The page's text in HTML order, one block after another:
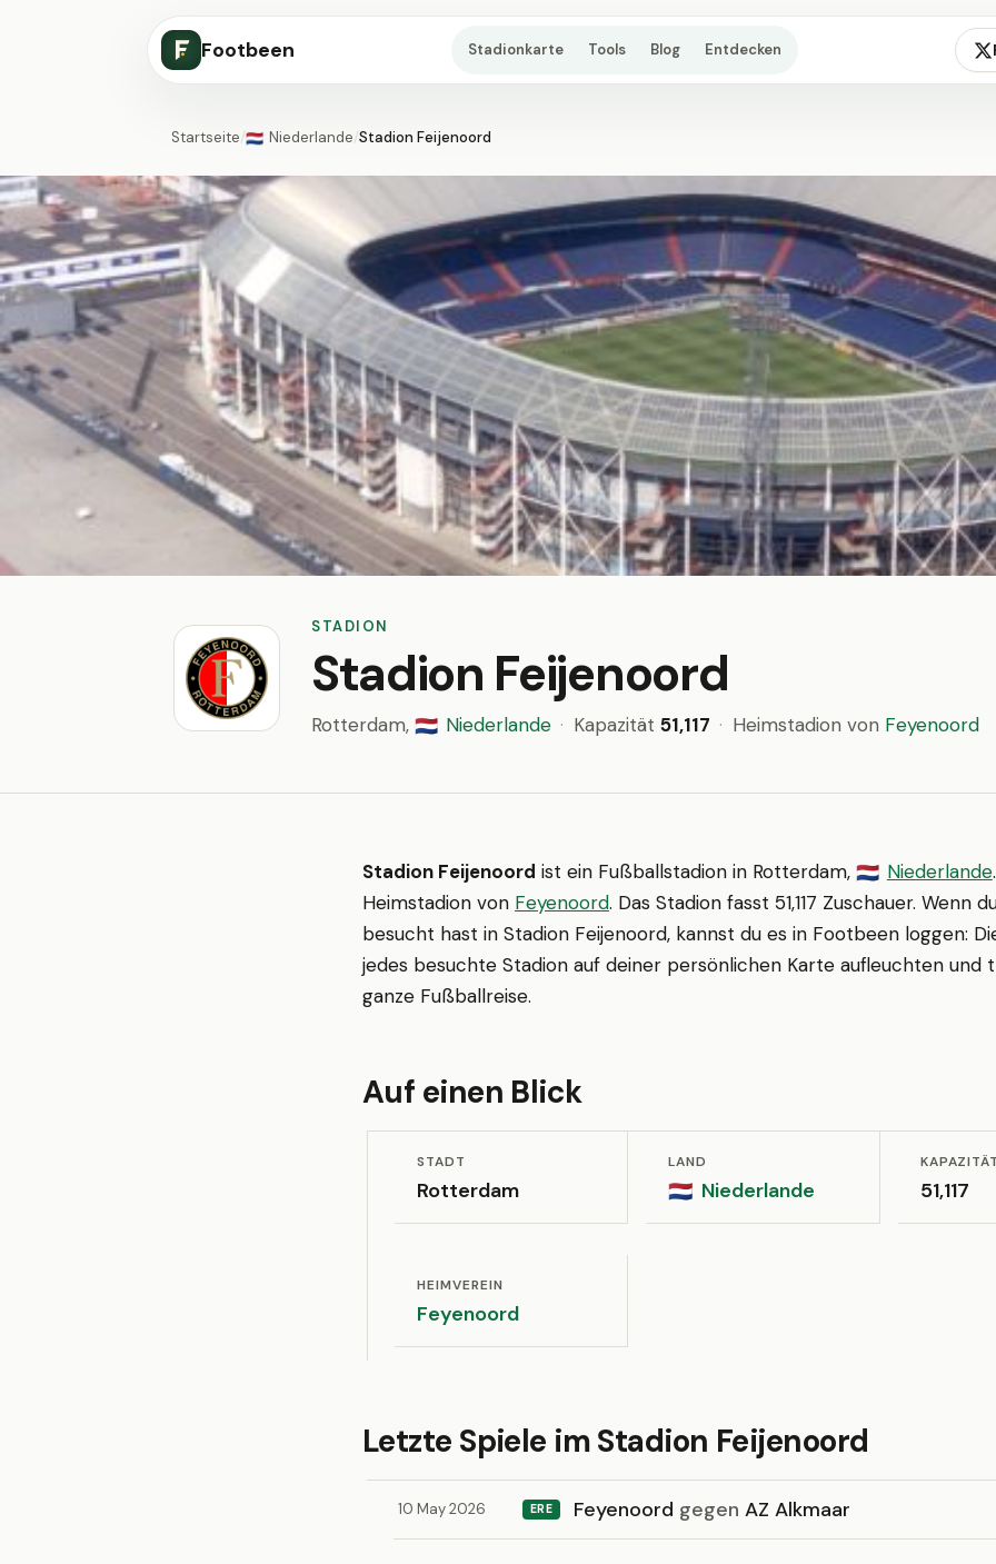
Footbeen Stadionkarte Tools Blog Entdecken
Startseite/🇳🇱 Niederlande/Stadion Feijenoord
STADION
Stadion Feijenoord
Rotterdam, 🇳🇱 Niederlande · Kapazität 51,117 · Heimstadion von Feyenoord
Stadion Feijenoord ist ein Fußballstadion in Rotterdam, 🇳🇱 Niederlande
Heimstadion von Feyenoord. Das Stadion fasst 51,117 Zuschauer. Wenn
besucht hast in Stadion Feijenoord, kannst du es in Footbeen loggen:
jedes besuchte Stadion auf deiner persönlichen Karte aufleuchten und
ganze Fußballreise.
Auf einen Blick
STADT
Rotterdam
LAND
🇳🇱 Niederlande 51,117
HEIMVEREIN
Feyenoord
Letzte Spiele im Stadion Feijenoord
10 May 2026 ERE Feyenoord gegen AZ Alkmaar